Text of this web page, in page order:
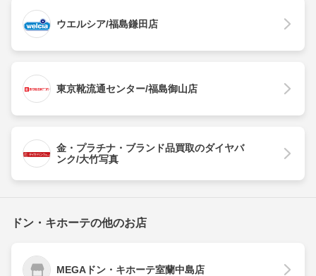
ウエルシア/福島鎌田店
東京靴流通センター/福島御山店
金・プラチナ・ブランド品買取のダイヤバ
ンク/大竹写真
ドン・キホーテの他のお店
MEGAドン・キホーテ室蘭中島店